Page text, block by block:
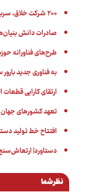
۲۰۰ شرکت خلاق، سرباز امریه می‌گیرند
صادرات دانش بنیان‌ها از ۱.۳ میلیارد
طرح‌های فناورانه
به فناوری جدید بارور
ارتقای کارایی
تعهد کشورهای جهان
افتتاح خط تولید
دستاورد|
نظر شما